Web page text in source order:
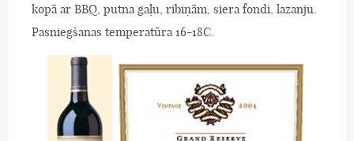
kopā ar BBQ, putna gaļu, ribiņām, siera fondi, lazanju.
Pasniegšanas temperatūra 16-18C.